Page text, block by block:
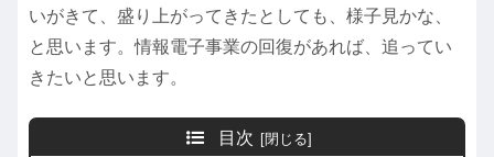
いがきて、盛り上がってきたとしても、様子見かな、
と思います。情報電子事業の回復があれば、追ってい
きたいと思います。
目次